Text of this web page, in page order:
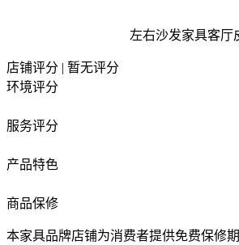
左右沙发家具客厅
店铺评分 | 暂无评分
环境评分
服务评分
产品特色
商品保修
本家具品牌店铺为消费者提供免费保修